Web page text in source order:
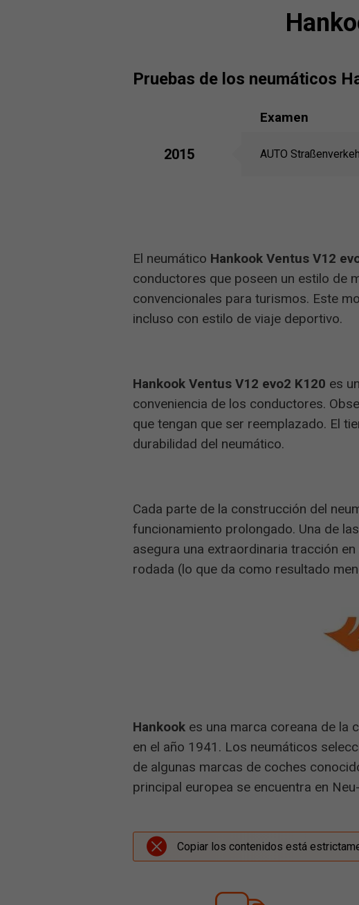
pruebas de los neumáticos
Examen
2015 AUTO
El neumático Hankook Ventus V12
conductores que poseen un estilo de
convencionales para turismos. Este
incluso con estilo de viaje deportivo.
Hankook Ventus V12 evo2 K120 es
conveniencia de los conductores.
que tengan que ser reemplazado. El
durabilidad del neumático.
Cada parte de la construcción del
funcionamiento prolongado. Una de
asegura una extraordinaria tracción
rodada (lo que da como resultado
Hankook es una marca coreana de la
en el año 1941. Los neumáticos
de algunas marcas de coches
principal europea se encuentra en
Copiar los contenidos está